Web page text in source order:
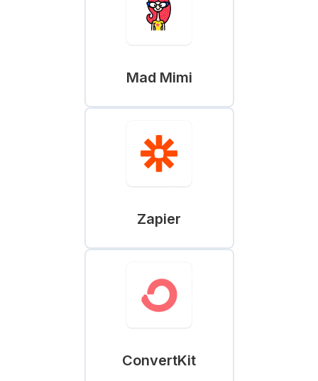
Mad Mimi
Zapier
ConvertKit